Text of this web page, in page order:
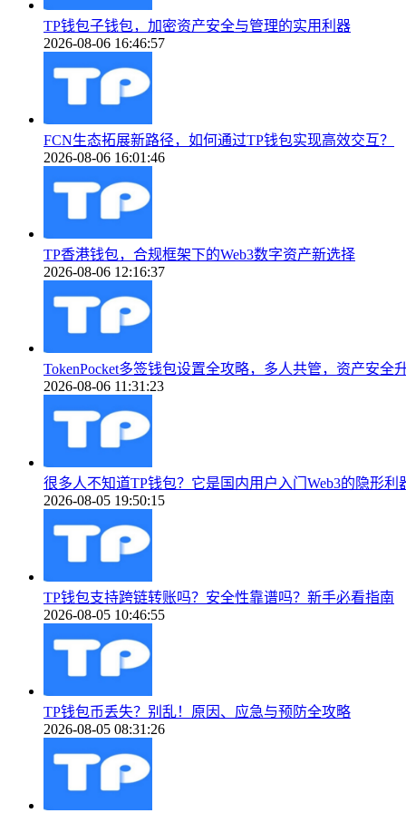
TP钱包子钱包，加密资产安全与管理的实用利器
2026-08-06 16:46:57
FCN生态拓展新路径，如何通过TP钱包实现高效交互？
2026-08-06 16:01:46
TP香港钱包，合规框架下的Web3数字资产新选择
2026-08-06 12:16:37
TokenPocket多签钱包设置全攻略，多人共管，资产安全
2026-08-06 11:31:23
很多人不知道TP钱包？它是国内用户入门Web3的隐形利
2026-08-05 19:50:15
TP钱包支持跨链转账吗？安全性靠谱吗？新手必看指南
2026-08-05 10:46:55
TP钱包币丢失？别乱！原因、应急与预防全攻略
2026-08-05 08:31:26